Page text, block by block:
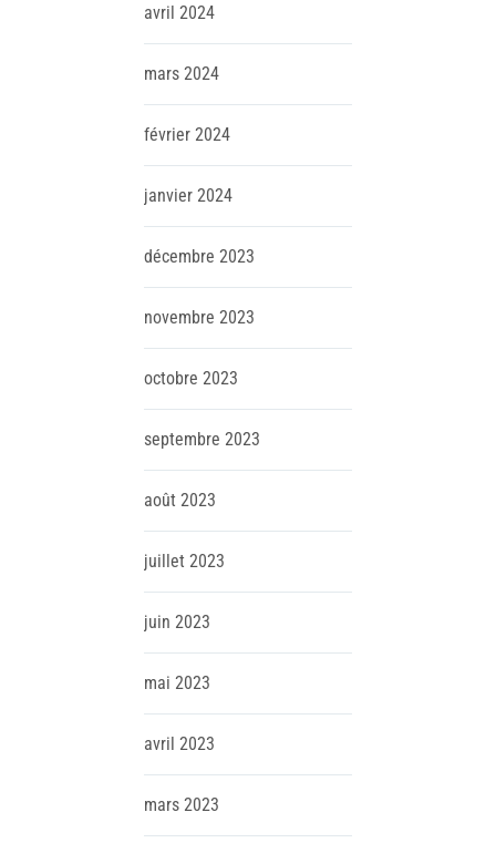
avril 2024
mars 2024
février 2024
janvier 2024
décembre 2023
novembre 2023
octobre 2023
septembre 2023
août 2023
juillet 2023
juin 2023
mai 2023
avril 2023
mars 2023